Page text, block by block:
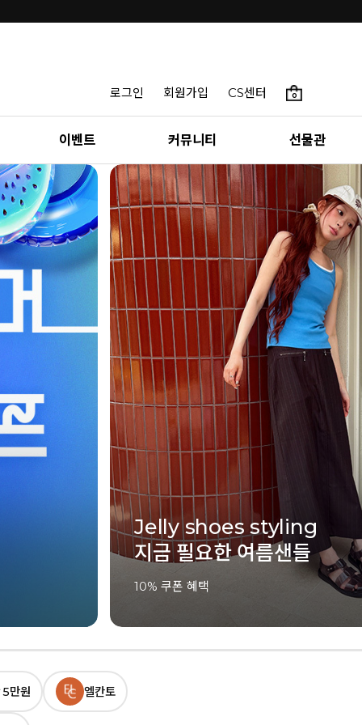
로그인 회원가입 CS센터 0
이벤트 커뮤니티 선물관
Jelly shoes styling
지금 필요한 여름샌들
10% 쿠폰 혜택
5만원 엘칸토